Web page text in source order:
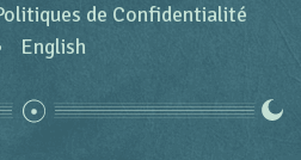
de Confidentialité
English